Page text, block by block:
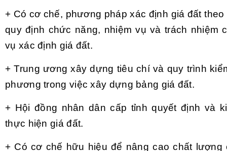
+ Có cơ chế, phương pháp xác định giá đất
quy định chức năng, nhiệm vụ và trách nhiệm
vụ xác định giá đất.
+ Trung ương xây dựng tiêu chí và quy trình
phương trong việc xây dựng bảng giá đất.
+ Hội đồng nhân dân cấp tỉnh quyết định và
thực hiện giá đất.
+ Có cơ chế hữu hiệu để nâng cao chất lượng